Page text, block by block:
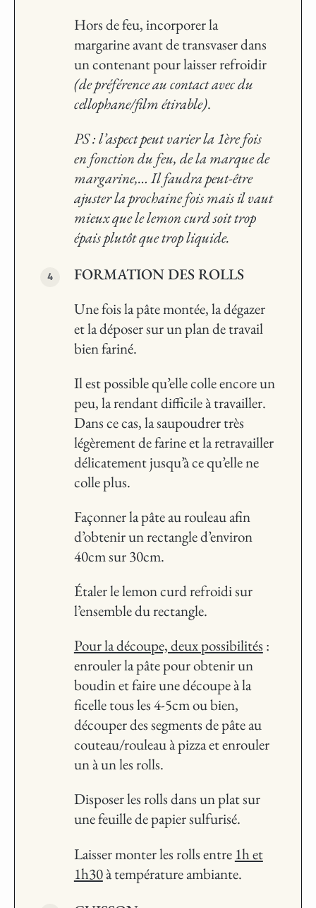
Hors de feu, incorporer la
margarine avant de transvaser dans
un contenant pour laisser refroidir
(de préférence au contact avec du
cellophane/film étirable).
PS : l’aspect peut varier la 1ère fois
en fonction du feu, de la marque de
margarine,… Il faudra peut-être
ajuster la prochaine fois mais il vaut
mieux que le lemon curd soit trop
épais plutôt que trop liquide.
FORMATION DES ROLLS
Une fois la pâte montée, la dégazer
et la déposer sur un plan de travail
bien fariné.
Il est possible qu’elle colle encore un
peu, la rendant difficile à travailler.
Dans ce cas, la saupoudrer très
légèrement de farine et la retravailler
délicatement jusqu’à ce qu’elle ne
colle plus.
Façonner la pâte au rouleau afin
d’obtenir un rectangle d’environ
40cm sur 30cm.
Étaler le lemon curd refroidi sur
l’ensemble du rectangle.
Pour la découpe, deux possibilités :
enrouler la pâte pour obtenir un
boudin et faire une découpe à la
ficelle tous les 4-5cm ou bien,
découper des segments de pâte au
couteau/rouleau à pizza et enrouler
un à un les rolls.
Disposer les rolls dans un plat sur
une feuille de papier sulfurisé.
Laisser monter les rolls entre 1h et
1h30à température ambiante.